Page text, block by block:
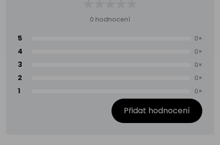
0 hodnocení
5 0×
4 0×
3 0×
2 0×
1 0×
Přidat hodnocení